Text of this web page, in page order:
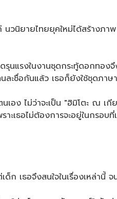
นวนิยายไทยยุคใหม่ได้สร้างภ
รุนแรงในงานชุดกระทู้ดอกท
ะชื่อกันแล้ว เธอก็ยังใช้ชุดภ
ง ไม่ว่าจะเป็น "ฮิมิโตะ ณ เ
ะเธอไม่ต้องการจะอยู่ในกรอบ
ก เธอจึงสนใจในเรื่องเหล่านี้